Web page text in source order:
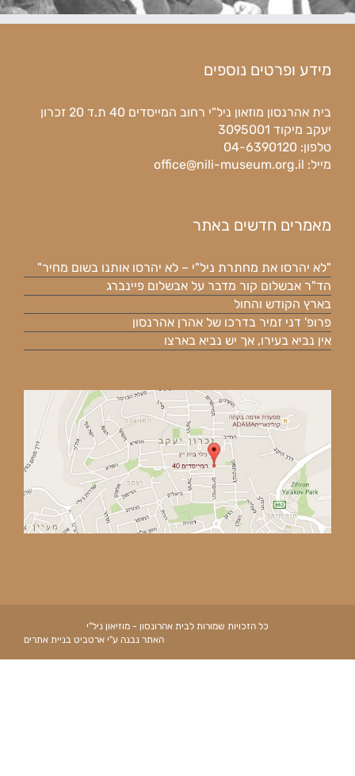
מידע ופרטים נוספים
בית אהרנסון מוזאון ניל"י רחוב המייסדים 40 ת.ד 20 זכרון
יעקב מיקוד 3095001
טלפון: 04-6390120
מייל: office@nili-museum.org.il
מאמרים חדשים באתר
"לא יהרסו את מחתרת ניל"י – לא יהרסו אותנו בשום מחיר"
הד"ר אבשלום קור מדבר על אבשלום פיינברג
בארץ הקודש והחול
פרופ' דני זמיר בדרכו של אהרן אהרנסון
אין נביא בעירו, אך יש נביא בארצו
כל הזכויות שמורות לבית אהרונסון - מוזיאון ניל"י
האתר נבנה ע"י ארטביט בניית אתרים